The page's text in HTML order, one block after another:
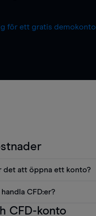
för ett gratis demokonto
det att öppna ett konto?
som diagram, Reuters
CFD:er?
att tänka på när man
CFD-konto